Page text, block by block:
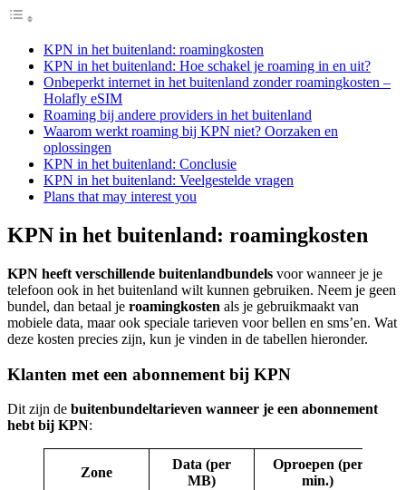
KPN in het buitenland: roamingkosten
KPN in het buitenland: Hoe schakel je roaming in en uit?
Onbeperkt internet in het buitenland zonder roamingkosten –
Holafly eSIM
Roaming bij andere providers in het buitenland
Waarom werkt roaming bij KPN niet? Oorzaken en
oplossingen
KPN in het buitenland: Conclusie
KPN in het buitenland: Veelgestelde vragen
Plans that may interest you
KPN in het buitenland: roamingkosten
KPN heeft verschillende buitenlandbundels voor wanneer je je
telefoon ook in het buitenland wilt kunnen gebruiken. Neem je geen
bundel, dan betaal je roamingkosten als je gebruikmaakt van
mobiele data, maar ook speciale tarieven voor bellen en sms’en. Wat
deze kosten precies zijn, kun je vinden in de tabellen hieronder.
Klanten met een abonnement bij KPN
Dit zijn de buitenbundeltarieven wanneer je een abonnement
hebt bij KPN:
Zone
Data (per
MB)
Oproepen (per
min.)